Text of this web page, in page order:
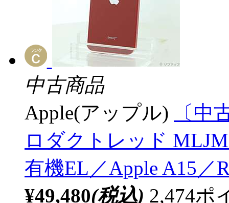
中古商品
Apple(アップル)
〔中
ロダクトレッド
有機EL／Apple A15／
¥49,480(税込) 2,474ポ